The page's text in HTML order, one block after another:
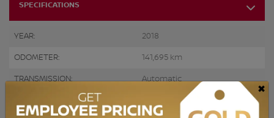
SPECIFICATIONS
YEAR: 2018
ODOMETER: 141,695 km
TRANSMISSION: Automatic
×